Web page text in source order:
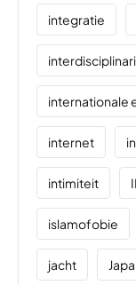
integratie
internationale
internet
intimiteit
islamofobie
jacht